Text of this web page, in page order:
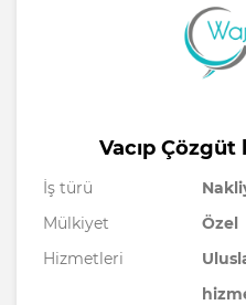
Vacıp
İş türü
Mülkiyet
Özel
Hizmetleri